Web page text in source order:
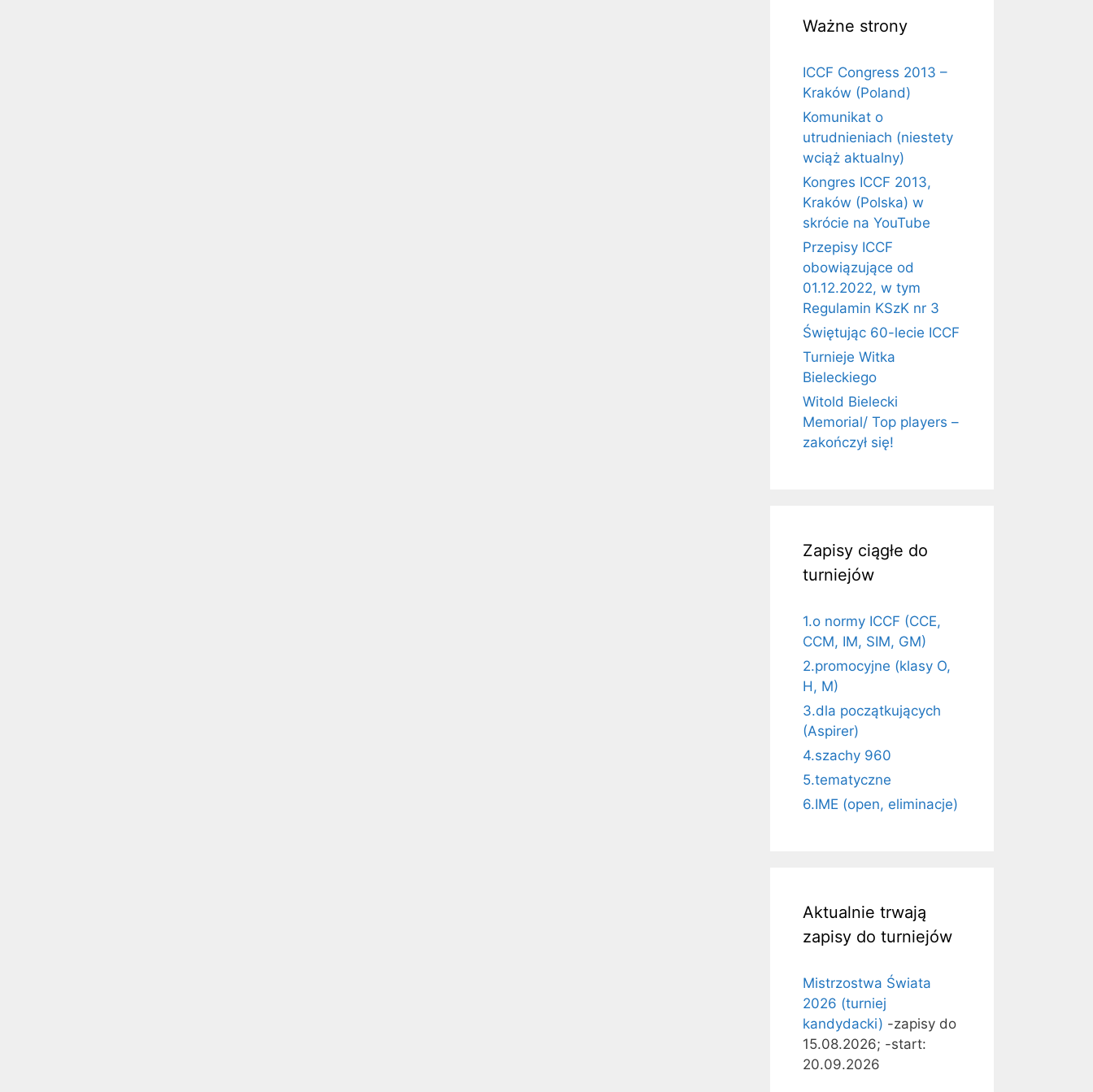
Ważne strony
ICCF Congress 2013 –
Kraków (Poland)
Komunikat o
utrudnieniach (niestety
wciąż aktualny)
Kongres ICCF 2013,
Kraków (Polska) w
skrócie na YouTube
Przepisy ICCF
obowiązujące od
01.12.2022, w tym
Regulamin KSzK nr 3
Świętując 60-lecie ICCF
Turnieje Witka
Bieleckiego
Witold Bielecki
Memorial/ Top players –
zakończył się!
Zapisy ciągłe do
turniejów
1.o normy ICCF (CCE,
CCM, IM, SIM, GM)
2.promocyjne (klasy O,
H, M)
3.dla początkujących
(Aspirer)
4.szachy 960
5.tematyczne
6.IME (open, eliminacje)
Aktualnie trwają
zapisy do turniejów
Mistrzostwa Świata
2026 (turniej
kandydacki) -zapisy do
15.08.2026; -start:
20.09.2026